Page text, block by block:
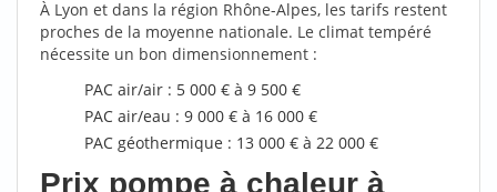
À Lyon et dans la région Rhône-Alpes, les tarifs restent
proches de la moyenne nationale. Le climat tempéré
nécessite un bon dimensionnement :
PAC air/air : 5 000 € à 9 500 €
PAC air/eau : 9 000 € à 16 000 €
PAC géothermique : 13 000 € à 22 000 €
Prix pompe à chaleur à